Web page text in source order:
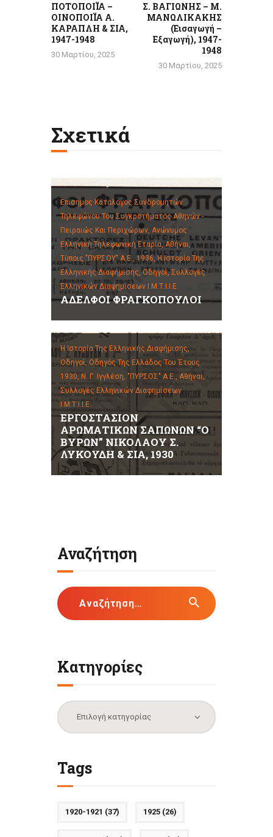
ΠΟΤΟΠΟΙΪΑ –
ΟΙΝΟΠΟΙΪΑ Α.
ΚΑΡΑΠΛΗ & ΣΙΑ,
1947-1948
30 Μαρτίου, 2025
Σ. ΒΑΓΙΩΝΗΣ – Μ.
ΜΑΝΩΛΙΚΑΚΗΣ
(Εισαγωγή –
Εξαγωγή), 1947-
1948
30 Μαρτίου, 2025
Σχετικά
Επίσημος Κατάλογος Συνδρομητών
Τηλεφώνου Του Συγκροτήματος Αθηνών -
Πειραιώς Και Περιχώρων, Ανώνυμος
Ελληνική Τηλεφωνική Εταρία, Αθήναι,
Τύποις "ΠΥΡΣΟΥ" Α.Ε., 1936,Η Ιστορία Της
Ελληνικής Διαφήμισης,Οδηγοί,Συλλογές
Ελληνικών Διαφημίσεων Ι.Μ.Τ.Ι.Ι.Ε.
ΑΔΕΛΦΟΙ ΦΡΑΓΚΟΠΟΥΛΟΙ
Η Ιστορία Της Ελληνικής Διαφήμισης,
Οδηγοί, Οδηγός Της Ελλάδος Του Έτους
1930, Ν. Γ. Ιγγλέση, "ΠΥΡΣΟΣ" Α.Ε., Αθήναι,
Συλλογές Ελληνικών Διαφημίσεων
Ι.Μ.Τ.Ι.Ι.Ε.
ΕΡΓΟΣΤΑΣΙΟΝ
ΑΡΩΜΑΤΙΚΩΝ ΣΑΠΩΝΩΝ “Ο
ΒΥΡΩΝ” ΝΙΚΟΛΑΟΥ Σ.
ΛΥΚΟΥΔΗ & ΣΙΑ, 1930
Αναζήτηση
Αναζήτηση
για:
Κατηγορίες
Κατηγορίες
Tags
1920-1921 (37) 1925(26)